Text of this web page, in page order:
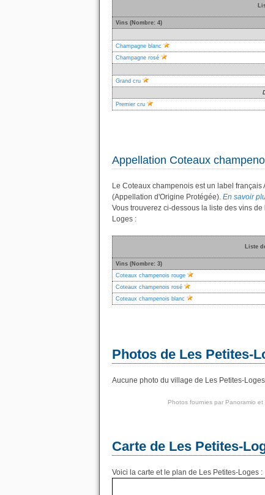
Vins (Nombre: 4)
Champagne blanc
Champagne rosé
Grand cru
Premier cru
Appellation Coteaux
Le Coteaux champenois est un label
(Appellation d'Origine Protégée). En savoir
Vous trouverez ci-dessous la liste des vins
Loges :
Liste
Vins (Nombre: 3)
Coteaux champenois rouge
Coteaux champenois rosé
Coteaux champenois blanc
Photos de Les Petites-
Aucune photo du village de Les Petites-
Photos fournies par Panoramio et
Carte de Les Petites-
Voici la carte et le plan de Les Petites-Loges :